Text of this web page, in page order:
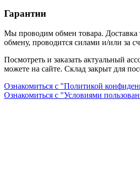
Гарантии
Мы проводим обмен товара. Доставка
обмену, проводится силами и/или за
Посмотреть и заказать актуальный
можете на сайте. Склад закрыт для
Ознакомиться с "Политикой
Ознакомиться с "Условиями